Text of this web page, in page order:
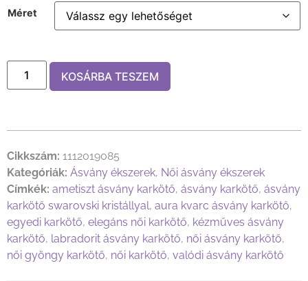
Méret
KOSÁRBA TESZEM
Cikkszám: 1112019085
Kategóriák: Ásvány ékszerek, Női ásvány ékszerek
Címkék: ametiszt ásvány karkötő, ásvány karkötő, ásvány
karkötő swarovski kristállyal, aura kvarc ásvány karkötő,
egyedi karkötő, elegáns női karkötő, kézműves ásvány
karkötő, labradorit ásvány karkötő, női ásvány karkötő,
női gyöngy karkötő, női karkötő, valódi ásvány karkötő